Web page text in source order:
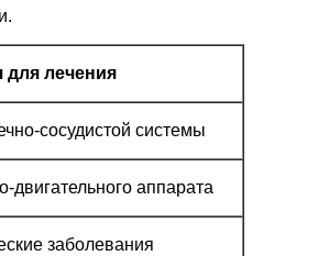
для лечения
сосудистой системы
двигательного аппарата
заболевания